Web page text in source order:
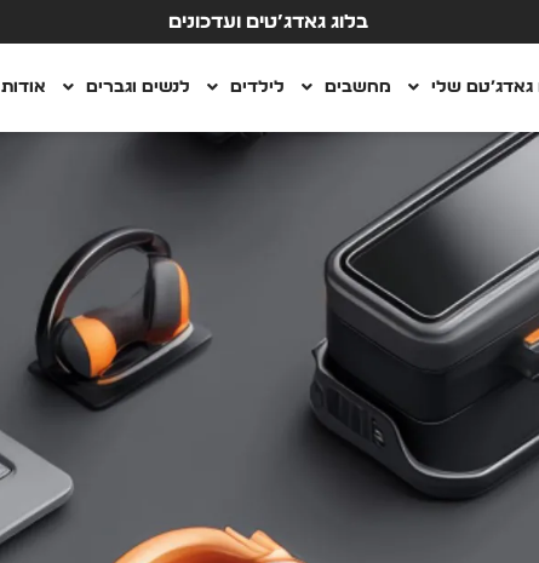
בלוג גאדג’טים ועדכונים
גאדג’טם שלי מחשבים לילדים לנשים וגברים אודות